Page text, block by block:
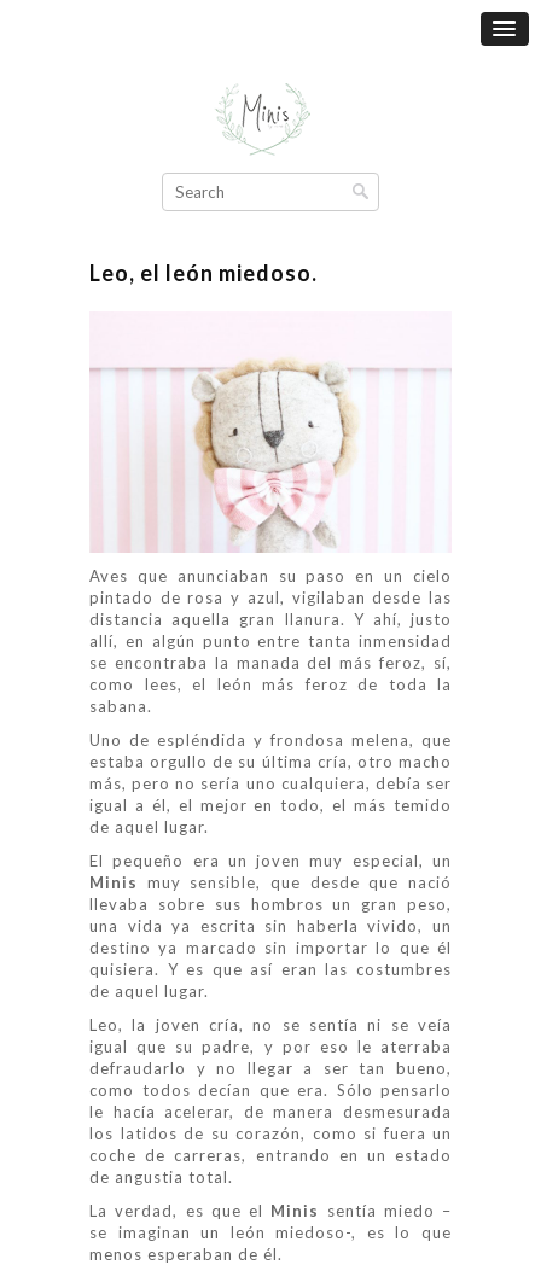
Leo, el león miedoso.
Aves que anunciaban su paso en un cielo
pintado de rosa y azul, vigilaban desde las
distancia aquella gran llanura. Y ahí, justo
allí, en algún punto entre tanta inmensidad
se encontraba la manada del más feroz, sí,
como lees, el león más feroz de toda la
sabana.
Uno de espléndida y frondosa melena, que
estaba orgullo de su última cría, otro macho
más, pero no sería uno cualquiera, debía ser
igual a él, el mejor en todo, el más temido
de aquel lugar.
El pequeño era un joven muy especial, un
Minis
muy sensible, que desde que nació
llevaba sobre sus hombros un gran peso,
una vida ya escrita sin haberla vivido, un
destino ya marcado sin importar lo que él
quisiera. Y es que así eran las costumbres
de aquel lugar.
Leo, la joven cría, no se sentía ni se veía
igual que su padre, y por eso le aterraba
defraudarlo y no llegar a ser tan bueno,
como todos decían que era. Sólo pensarlo
le hacía acelerar, de manera desmesurada
los latidos de su corazón, como si fuera un
coche de carreras, entrando en un estado
de angustia total.
La verdad, es que el Minis
sentía miedo –
se imaginan un león miedoso-, es lo que
menos esperaban de él.